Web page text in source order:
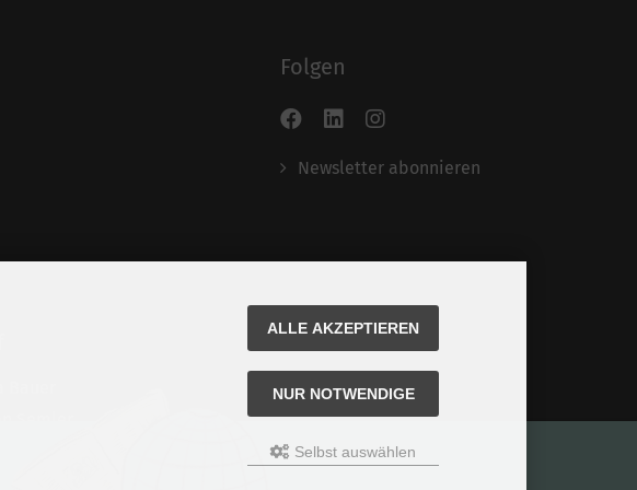
Folgen
Newsletter abonnieren
ALLE AKZEPTIEREN
NUR NOTWENDIGE
Selbst auswählen